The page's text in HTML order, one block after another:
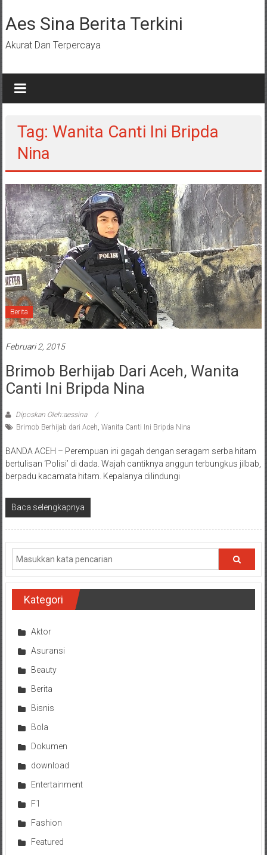
ke
konten
Aes Sina Berita Terkini
Akurat Dan Terpercaya
Tag: Wanita Canti Ini Bripda
Nina
Berita
Februari 2, 2015
Brimob Berhijab Dari Aceh, Wanita
Canti Ini Bripda Nina
Diposkan Oleh:aessina
Brimob Berhijab dari Aceh, Wanita Canti Ini Bripda Nina
BANDA ACEH – Perempuan ini gagah dengan seragam serba hitam
bertulisan ‘Polisi’ di dada. Wajah cantiknya anggun terbungkus jilbab,
berpadu kacamata hitam. Kepalanya dilindungi
Baca selengkapnya
Kategori
Aktor
Asuransi
Beauty
Berita
Bisnis
Bola
Dokumen
download
Entertainment
F1
Fashion
Featured